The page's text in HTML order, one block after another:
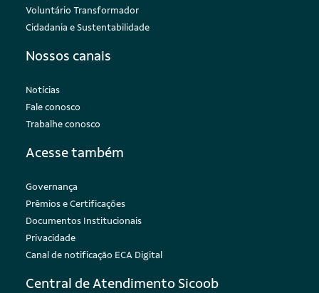
Voluntário Transformador
Cidadania e Sustentabilidade
Nossos canais
Notícias
Fale conosco
Trabalhe conosco
Acesse também
Governança
Prêmios e Certificações
Documentos Institucionais
Privacidade
Canal de notificação ECA Digital
Central de Atendimento Sicoob